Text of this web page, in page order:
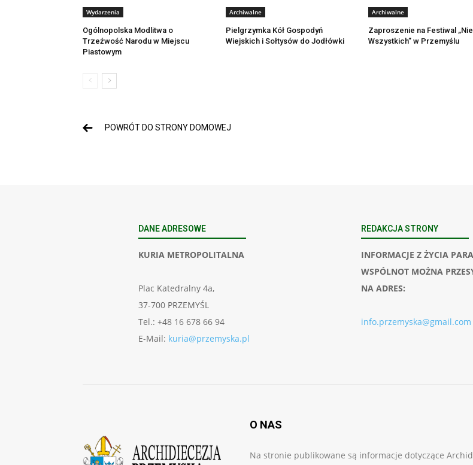
Wydarzenia
Ogólnopolska Modlitwa o
Trzeźwość Narodu w Miejscu
Piastowym
Archiwalne
Pielgrzymka Kół Gospodyń
Wiejskich i Sołtysów do Jodłówki
Archiwalne
Zaproszenie na Festiwal
Wszystkich” w Przemyślu
POWRÓT DO STRONY DOMOWEJ
DANE ADRESOWE
KURIA METROPOLITALNA
Plac Katedralny 4a,
37-700 PRZEMYŚL
Tel.: +48 16 678 66 94
E-Mail: kuria@przemyska.pl
REDAKCJA STRONY
INFORMACJE Z ŻYCIA
WSPÓLNOT MOŻNA
NA ADRES:
info.przemyska@gmail.com
O NAS
Na stronie publikowane są informacje dotyczące